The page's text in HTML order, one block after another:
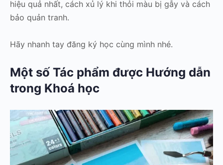
hiệu quả nhất, cách xủ lý khi thỏi màu bị gẫy và cách
bảo quản tranh.
Hãy nhanh tay đăng ký học cùng mình nhé.
Một số Tác phẩm được Hướng dẫn
trong Khoá học